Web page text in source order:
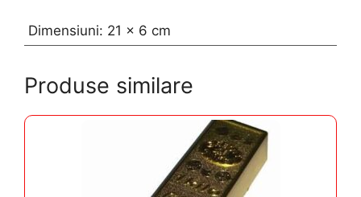
Dimensiuni: 21 x 6 cm
Produse similare